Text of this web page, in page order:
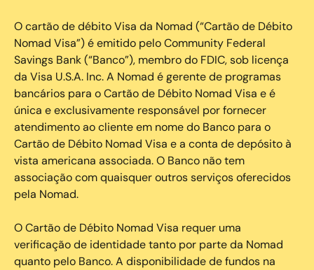
O cartão de débito Visa da Nomad (“Cartão de Débito
Nomad Visa”) é emitido pelo Community Federal
Savings Bank (“Banco”), membro do FDIC, sob licença
da Visa U.S.A. Inc. A Nomad é gerente de programas
bancários para o Cartão de Débito Nomad Visa e é
única e exclusivamente responsável por fornecer
atendimento ao cliente em nome do Banco para o
Cartão de Débito Nomad Visa e a conta de depósito à
vista americana associada. O Banco não tem
associação com quaisquer outros serviços oferecidos
pela Nomad.
O Cartão de Débito Nomad Visa requer uma
verificação de identidade tanto por parte da Nomad
quanto pelo Banco. A disponibilidade de fundos na